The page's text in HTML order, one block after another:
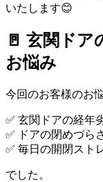
いたします😊
🚪 玄関ド
お悩み
今回のお客様のお
✅ 玄関ドアの経年
✅ ドアの閉めづら
✅ 毎日の開閉スト
でした。